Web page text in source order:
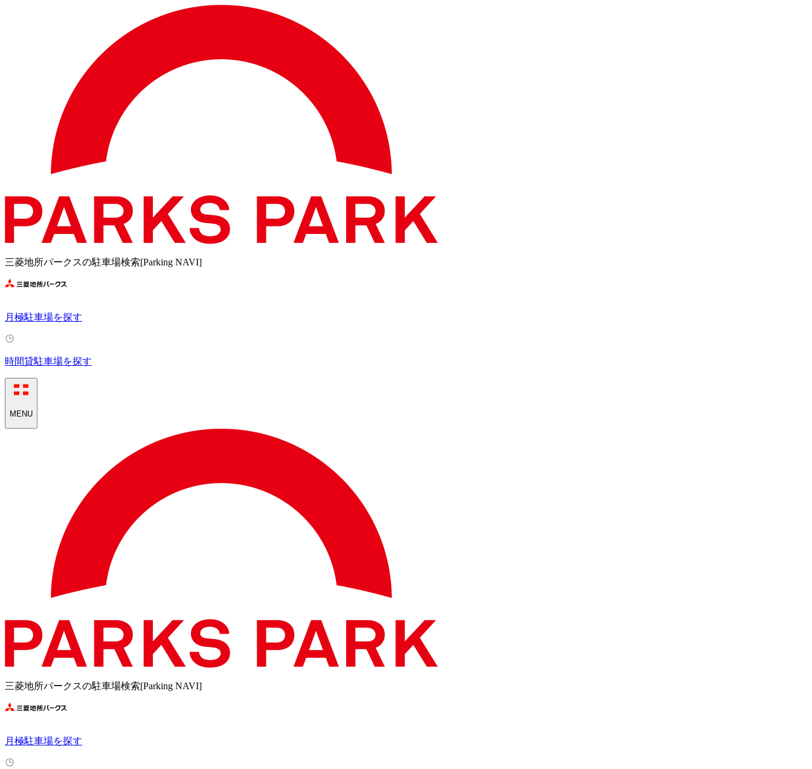
三菱地所パークスの駐車場検索[Parking NAVI]
月極駐車場を探す
時間貸駐車場を探す
MENU
三菱地所パークスの駐車場検索[Parking NAVI]
月極駐車場を探す